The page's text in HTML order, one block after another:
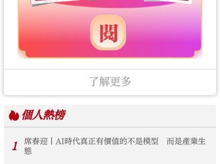
了解更多
個人熱榜
1
席春迎丨AI時代真正有價值的不是模型 而是產業生
態